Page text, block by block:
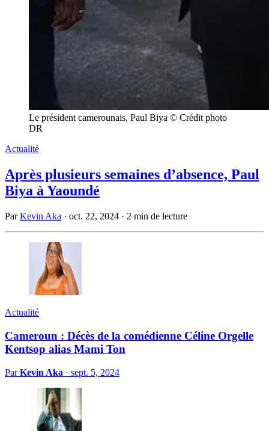
Le président camerounais, Paul Biya © Crédit photo
DR
Actualité
Après plusieurs semaines d’absence, Paul
Biya à Yaoundé
ParKevin Aka · oct. 22, 2024 · 2 min de lecture
Actualité
Cameroun : Décès de la comédienne Céline Orgelle
Kentsop alias Mami Ton
ParKevin Aka · sept. 5, 2024